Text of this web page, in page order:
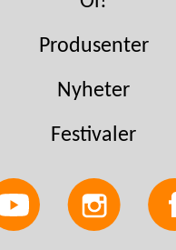
Produsenter
Nyheter
Festivaler